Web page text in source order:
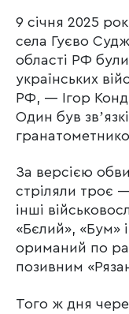
9 січня 2025
села Гуєво
області РФ
українських
РФ, — Ігор
Один був
За версією
стріляли троє
інші
«Бєлий», «Бум»
ориманий по
позивним
Того ж дня